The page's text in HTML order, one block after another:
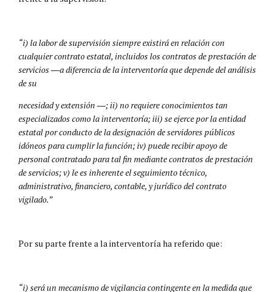
“i) la labor de supervisión siempre existirá en relación con
cualquier contrato estatal, incluidos los contratos de prestación de
servicios ―a diferencia de la interventoría que depende del análisis
de su
necesidad y extensión ―; ii) no requiere conocimientos tan
especializados como la interventoría; iii) se ejerce por la entidad
estatal por conducto de la designación de servidores públicos
idóneos para cumplir la función; iv) puede recibir apoyo de
personal contratado para tal fin mediante contratos de prestación
de servicios; v) le es inherente el seguimiento técnico,
administrativo, financiero, contable, y jurídico del contrato
vigilado.”
Por su parte frente a la interventoría ha referido que:
“i) será un mecanismo de vigilancia contingente en la medida que